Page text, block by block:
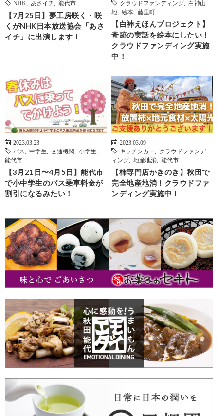
NHK あさイチ 能代市
【7月25日】夢工房咲く・咲
くがNHK日本放送協会「あさ
イチ」に出演します！
クラウドファンディング
白神山
地
絵本 藤里町
【白神えほんプロジェクト】
奇跡の実話を絵本にしたい！
クラウドファンディング実施
中！
2023.03.23
バス
中学生 交通機関 小学生
能代市
【3月21日〜4月5日】能代市
で小中学生のバス乗車料金が
割引になるみたい！
2023.03.09
キッチンカー
クラウドファンデ
ィング
地産地消 能代市
【柿専門店かきのき】秋田で
完全地産地消！クラウドファ
ンディング実施中！